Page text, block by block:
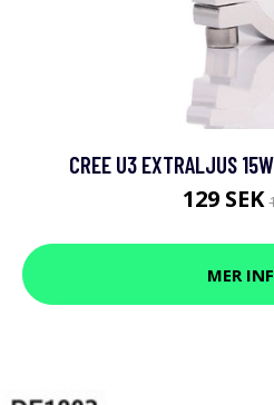
CREE U3 EXTRALJUS
129 SEK
MER